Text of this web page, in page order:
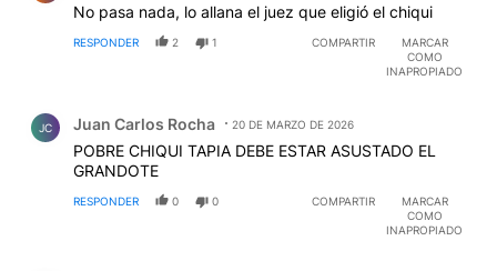
No pasa nada, lo allana el juez que eligió el chiqui
RESPONDER 2 1 COMPARTIR
MARCAR
COMO
INAPROPIADO
JC Juan Carlos Rocha 20 DE MARZO DE 2026
POBRE CHIQUI TAPIA DEBE ESTAR ASUSTADO EL
GRANDOTE
RESPONDER 0 0 COMPARTIR
MARCAR
COMO
INAPROPIADO